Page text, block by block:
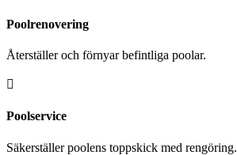
Poolrenovering
Återställer och förnyar befintliga poolar.

Poolservice
Säkerställer poolens toppskick med rengöring.